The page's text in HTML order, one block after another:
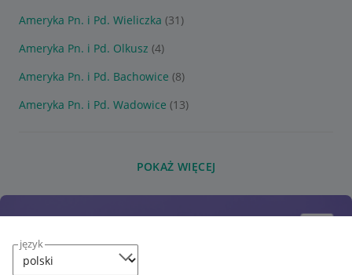
język
Ameryka Pn. i Pd. Wieliczka (31)
Ameryka Pn. i Pd. Olkusz (4)
Ameryka Pn. i Pd. Bachowice (8)
Ameryka Pn. i Pd. Wadowice (13)
POKAŻ WIĘCEJ